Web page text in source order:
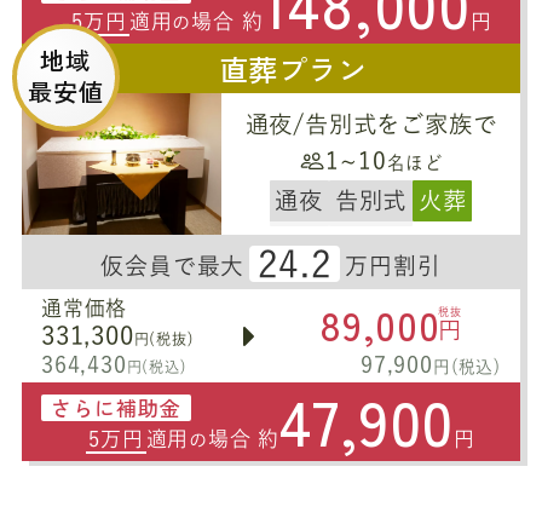
5万円 適用 の 場合 約 円
地域
最安値
直葬プラン
通夜/告別式をご家族で
1~10 名ほど
通夜 告別式 火葬
仮会員で最大 24.2 万円割引
通常価格
331,300 円(税抜)
364,430 円(税込)
89,000税抜
円
97,900 円(税込)
さらに補助金
5万円 適用 の 場合 約47,900 円